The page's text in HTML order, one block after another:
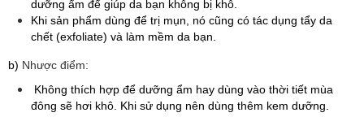
dưỡng ẩm để giúp da bạn không bị khô.
Khi sản phẩm dùng để trị mụn, nó cũng có tác dụng tẩy da
chết (exfoliate) và làm mềm da bạn.
​b) Nhược điểm:
Không thích hợp để dưỡng ẩm hay dùng vào thời tiết mùa
đông sẽ hơi khô. Khi sử dụng nên dùng thêm kem dưỡng.